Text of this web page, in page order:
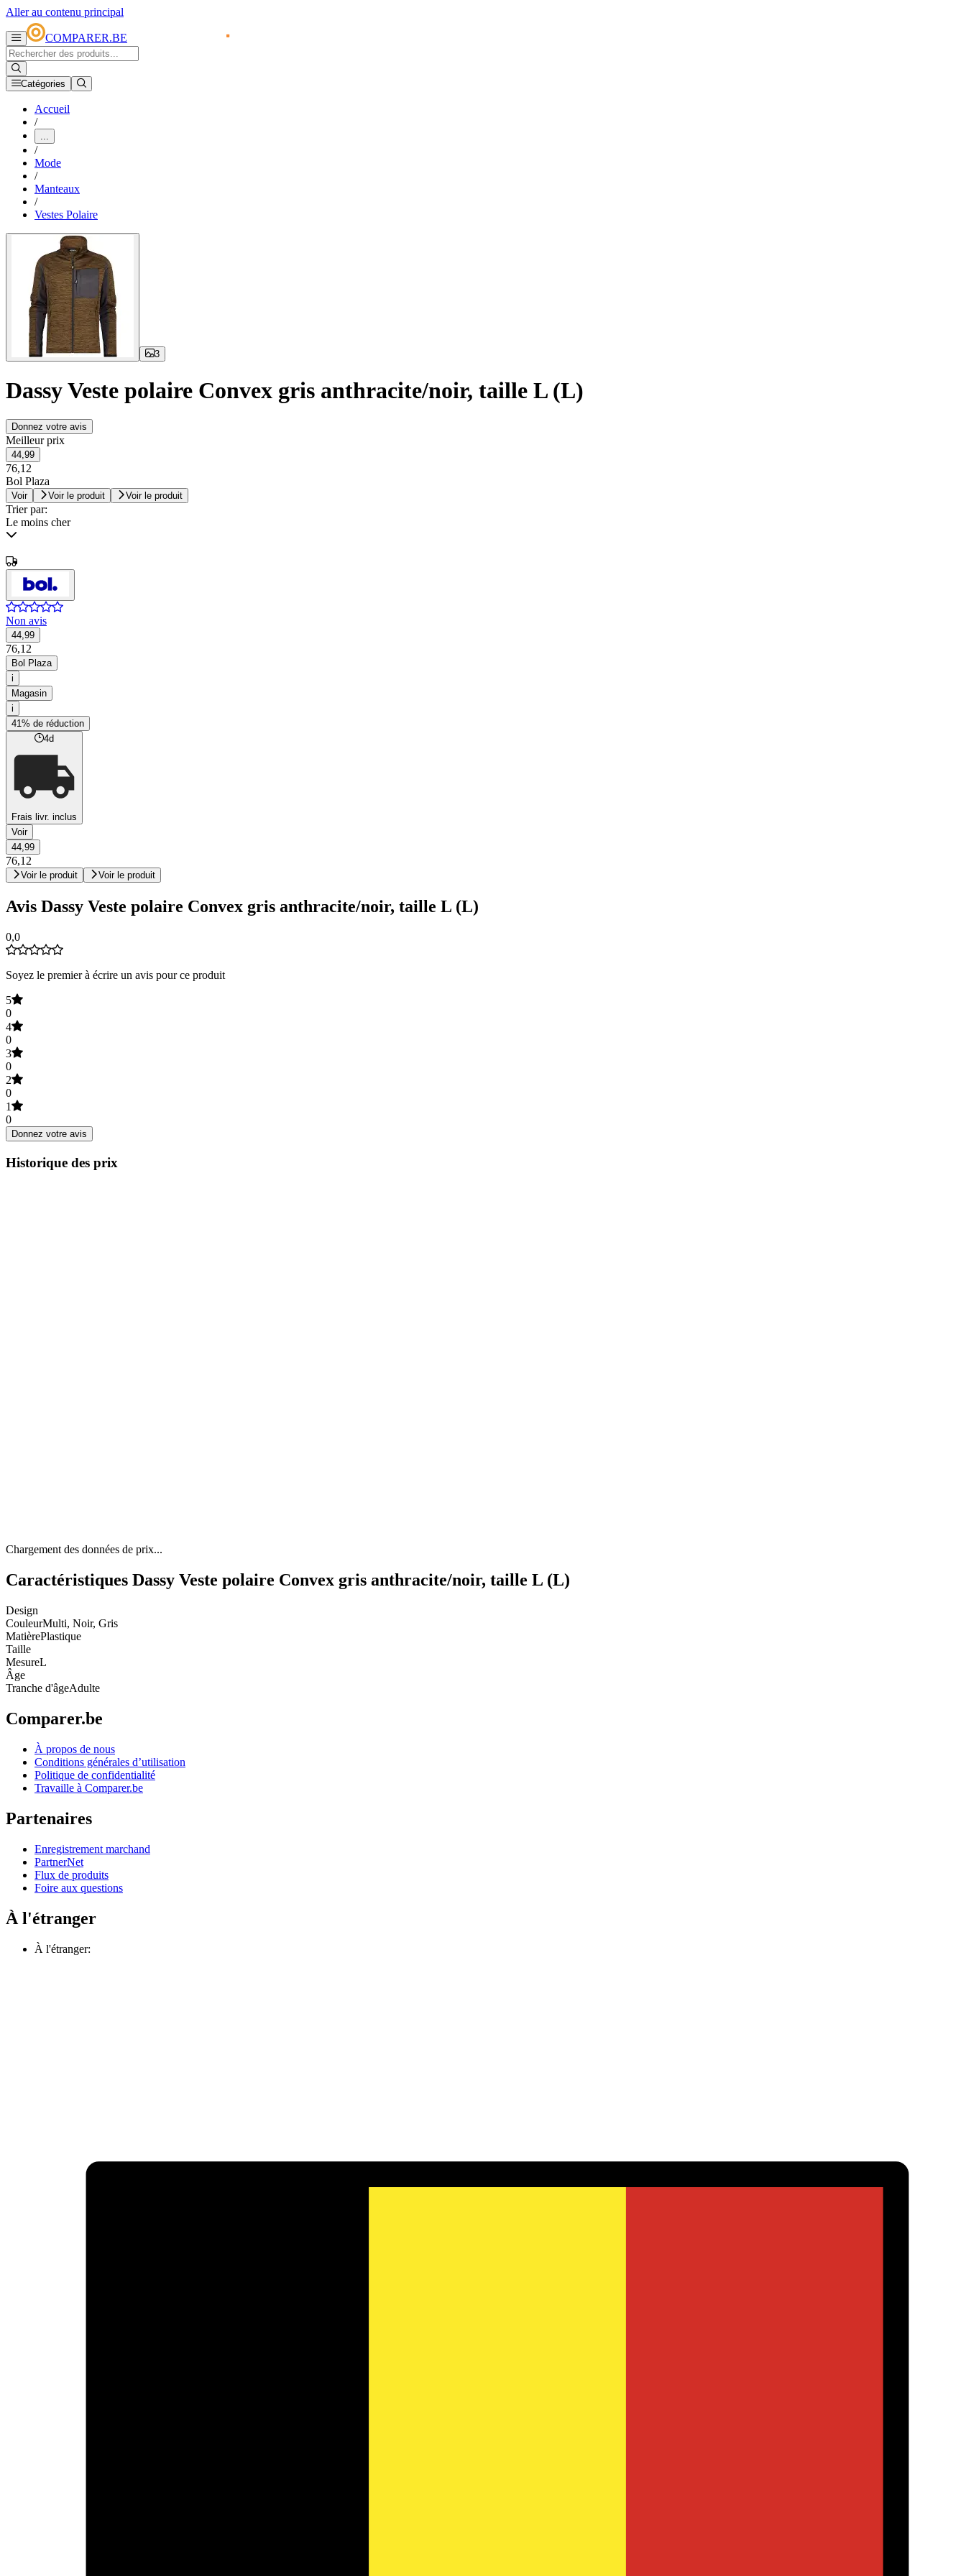
Aller au contenu principal
COMPARER.BE
Catégories
Accueil
/
...
/
Mode
/
Manteaux
/
Vestes Polaire
3
Dassy Veste polaire Convex gris anthracite/noir, taille L (L)
Donnez votre avis
Meilleur prix
44,99
76,12
Bol Plaza
Voir Voir le produit Voir le produit
Trier par:
Le moins cher
Non avis
44,99
76,12
Bol Plaza
i
Magasin
i
41% de réduction
4d
Frais livr. inclus
Voir
44,99
76,12
Voir le produit Voir le produit
Avis Dassy Veste polaire Convex gris anthracite/noir, taille L (L)
0,0
Soyez le premier à écrire un avis pour ce produit
5
0
4
0
3
0
2
0
1
0
Donnez votre avis
Historique des prix
Chargement des données de prix...
Caractéristiques Dassy Veste polaire Convex gris anthracite/noir, taille L (L)
Design
CouleurMulti, Noir, Gris
MatièrePlastique
Taille
MesureL
Âge
Tranche d'âgeAdulte
Comparer.be
À propos de nous
Conditions générales d’utilisation
Politique de confidentialité
Travaille à Comparer.be
Partenaires
Enregistrement marchand
PartnerNet
Flux de produits
Foire aux questions
À l'étranger
À l'étranger: